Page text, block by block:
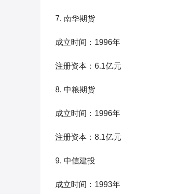
7. 南华期货
成立时间：1996年
注册资本：6.1亿元
8. 中粮期货
成立时间：1996年
注册资本：8.1亿元
9. 中信建投
成立时间：1993年